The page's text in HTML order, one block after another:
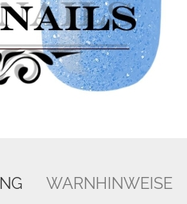
WARNHINWEISE